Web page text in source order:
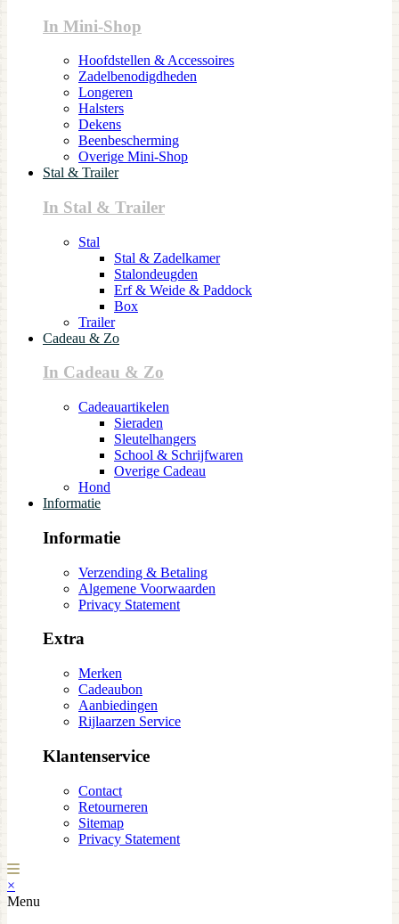
In Mini-Shop
Hoofdstellen & Accessoires
Zadelbenodigdheden
Longeren
Halsters
Dekens
Beenbescherming
Overige Mini-Shop
Stal & Trailer
In Stal & Trailer
Stal
Stal & Zadelkamer
Stalondeugden
Erf & Weide & Paddock
Box
Trailer
Cadeau & Zo
In Cadeau & Zo
Cadeauartikelen
Sieraden
Sleutelhangers
School & Schrijfwaren
Overige Cadeau
Hond
Informatie
Informatie
Verzending & Betaling
Algemene Voorwaarden
Privacy Statement
Extra
Merken
Cadeaubon
Aanbiedingen
Rijlaarzen Service
Klantenservice
Contact
Retourneren
Sitemap
Privacy Statement
×
Menu